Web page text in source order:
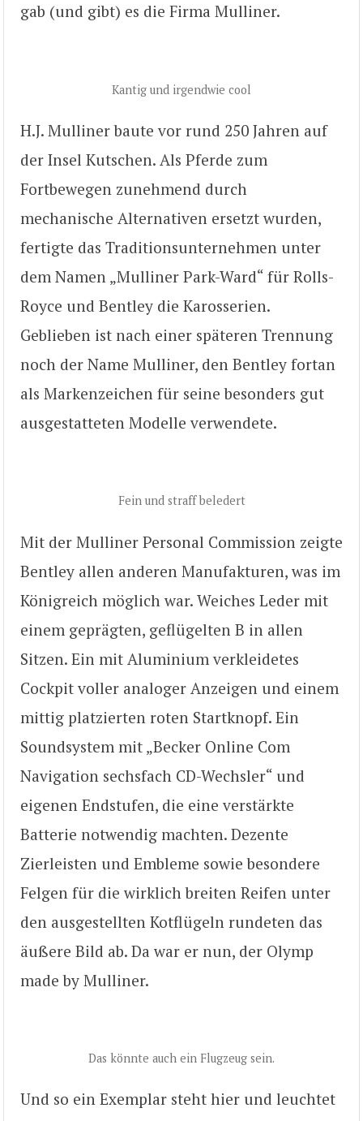
gab (und gibt) es die Firma Mulliner.
Kantig und irgendwie cool
H.J. Mulliner baute vor rund 250 Jahren auf
der Insel Kutschen. Als Pferde zum
Fortbewegen zunehmend durch
mechanische Alternativen ersetzt wurden,
fertigte das Traditionsunternehmen unter
dem Namen „Mulliner Park-Ward“ für Rolls-
Royce und Bentley die Karosserien.
Geblieben ist nach einer späteren Trennung
noch der Name Mulliner, den Bentley fortan
als Markenzeichen für seine besonders gut
ausgestatteten Modelle verwendete.
Fein und straff beledert
Mit der Mulliner Personal Commission zeigte
Bentley allen anderen Manufakturen, was im
Königreich möglich war. Weiches Leder mit
einem geprägten, geflügelten B in allen
Sitzen. Ein mit Aluminium verkleidetes
Cockpit voller analoger Anzeigen und einem
mittig platzierten roten Startknopf. Ein
Soundsystem mit „Becker Online Com
Navigation sechsfach CD-Wechsler“ und
eigenen Endstufen, die eine verstärkte
Batterie notwendig machten. Dezente
Zierleisten und Embleme sowie besondere
Felgen für die wirklich breiten Reifen unter
den ausgestellten Kotflügeln rundeten das
äußere Bild ab. Da war er nun, der Olymp
made by Mulliner.
Das könnte auch ein Flugzeug sein.
Und so ein Exemplar steht hier und leuchtet